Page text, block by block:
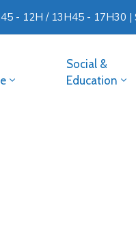
- 12H / 13H45 - 17H30 |
Social &
Education